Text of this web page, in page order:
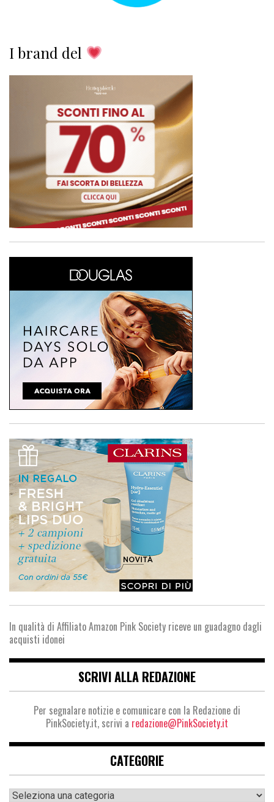
I brand del
In qualità di Affiliato Amazon Pink Society riceve un guadagno dagli
acquisti idonei
SCRIVI ALLA REDAZIONE
Per segnalare notizie e comunicare con la Redazione di
PinkSociety.it, scrivi a redazione@PinkSociety.it
CATEGORIE
Categorie